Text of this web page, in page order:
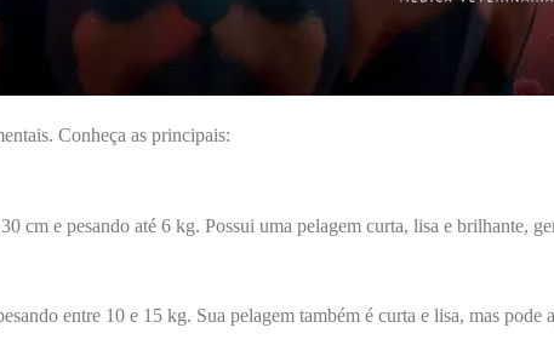
Conheça as principais:
cm e pesando até 6 kg. Possui uma pelagem curta, lisa e brilhante,
entre 10 e 15 kg. Sua pelagem também é curta e lisa, mas pode